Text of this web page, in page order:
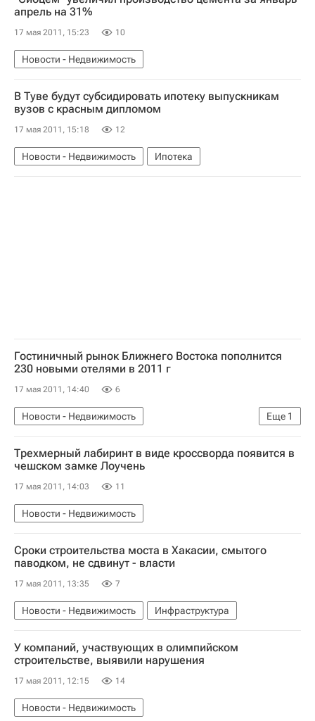
апрель на 31%
17 мая 2011, 15:23 10
Новости - Недвижимость
В Туве будут субсидировать ипотеку выпускникам
вузов с красным дипломом
17 мая 2011, 15:18 12
Новости - Недвижимость Ипотека
Гостиничный рынок Ближнего Востока пополнится
230 новыми отелями в 2011 г
17 мая 2011, 14:40 6
Еще 1
Новости - Недвижимость
Коммерческая недвижимость
Трехмерный лабиринт в виде кроссворда появится в
чешском замке Лоучень
17 мая 2011, 14:03 11
Новости - Недвижимость
Сроки строительства моста в Хакасии, смытого
паводком, не сдвинут - власти
17 мая 2011, 13:35 7
Новости - Недвижимость Инфраструктура
У компаний, участвующих в олимпийском
строительстве, выявили нарушения
17 мая 2011, 12:15 14
Новости - Недвижимость